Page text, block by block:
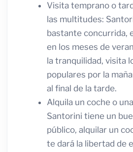
Visita temprano o
las multitudes:
bastante concurrida,
en los meses de
la tranquilidad, visita
populares por la
al final de la tarde.
Alquila un coche o
Santorini tiene un
público, alquilar un
te dará la libertad de